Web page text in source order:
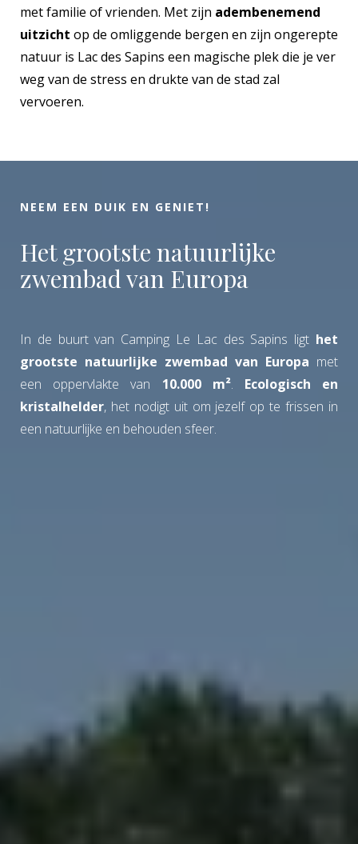
met familie of vrienden. Met zijn adembenemend
uitzicht op de omliggende bergen en zijn ongerepte
natuur is Lac des Sapins een magische plek die je ver
weg van de stress en drukte van de stad zal
vervoeren.
NEEM EEN DUIK EN GENIET!
Het grootste natuurlijke
zwembad van Europa
In de buurt van Camping Le Lac des Sapins ligt het
grootste natuurlijke zwembad van Europa met
een oppervlakte van 10.000 m². Ecologisch en
kristalhelder, het nodigt uit om jezelf op te frissen in
een natuurlijke en behouden sfeer.